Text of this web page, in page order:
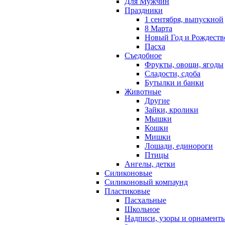
Праздники
1 сентября, выпускной
8 Марта
Новый Год и
Пасха
Съедобное
Фрукты, овощи, ягоды
Сладости, сдоба
Бутылки и банки
Животные
Другие
Зайки, кролики
Мышки
Кошки
Мишки
Лошади, единороги
Птицы
Ангелы, детки
Силиконовые
Силиконовый компаунд
Пластиковые
Пасхальные
Школьное
Надписи, узоры и